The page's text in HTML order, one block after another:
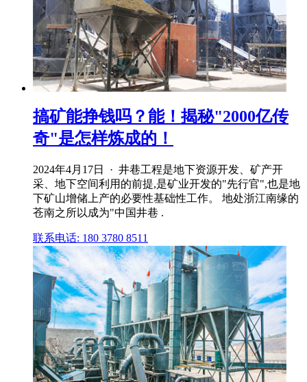
搞矿能挣钱吗？能！揭秘"2000亿传
奇"是怎样炼成的！
2024年4月17日 · 井巷工程是地下资源开发、矿产开
采、地下空间利用的前提,是矿业开发的"先行官",也是地
下矿山增储上产的必要性基础性工作。 地处浙江南缘的
苍南之所以成为"中国井巷 .
联系电话: 180 3780 8511